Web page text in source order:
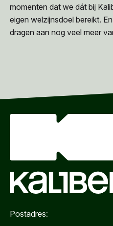
momenten dat we dát bij
eigen welzijnsdoel bereikt.
dragen aan nog veel meer
Postadres: